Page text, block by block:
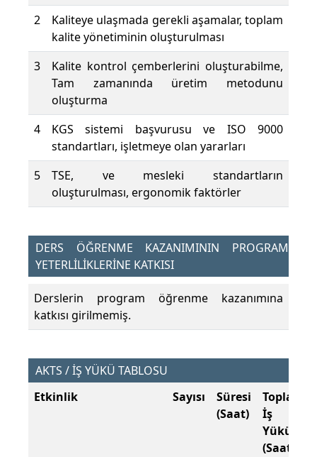
2
Kaliteye ulaşmada gerekli aşamalar, toplam
kalite yönetiminin oluşturulması
3
Kalite kontrol çemberlerini oluşturabilme,
Tam zamanında üretim metodunu
oluşturma
4
KGS sistemi başvurusu ve ISO 9000
standartları, işletmeye olan yararları
5
TSE, ve mesleki standartların
oluşturulması, ergonomik faktörler
DERS ÖĞRENME KAZANIMININ PROGRAM
YETERLİLİKLERİNE KATKISI
Derslerin program öğrenme kazanımına
katkısı girilmemiş.
AKTS / İŞ YÜKÜ TABLOSU
Etkinlik
Sayısı
Süresi
(Saat)
Toplam
İş
Yükü
(Saat)